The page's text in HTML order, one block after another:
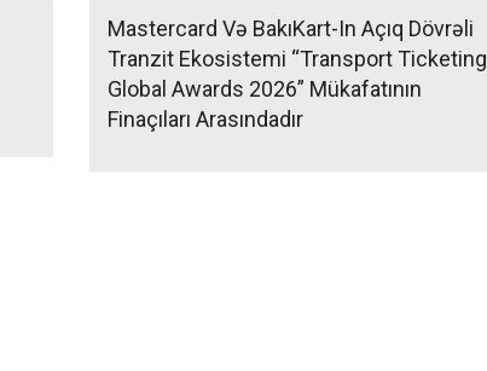
Mastercard Və BakıKart-In Açıq Dövrəli
Tranzit Ekosistemi “Transport Ticketing
Global Awards 2026” Mükafatının
Finaçıları Arasındadır